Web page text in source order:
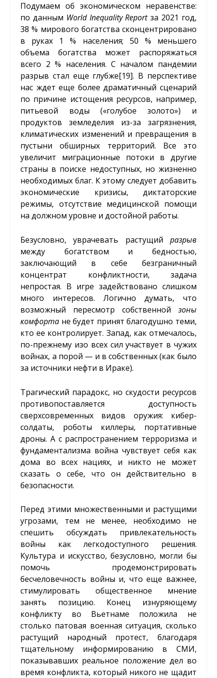
Подумаем об экономическом неравенстве:
по данным World Inequality Reportза 2021 год,
38 % мирового богатства сконцентрировано
в руках 1 % населения; 50 % меньшего
объема богатства может распоряжаться
всего 2 % населения. С началом пандемии
разрыв стал еще глубже[19]. В перспективе
нас ждет еще более драматичный сценарий
по причине истощения ресурсов, например,
питьевой воды («голубое золото») и
продуктов земледелия из-за загрязнения,
климатических изменений и превращения в
пустыни обширных территорий. Все это
увеличит миграционные потоки в другие
страны в поиске недоступных, но жизненно
необходимых благ. К этому следует добавить
экономические кризисы, диктаторские
режимы, отсутствие медицинской помощи
на должном уровне и достойной работы.
Безусловно, уврачевать растущий разрыв
между богатством и бедностью,
заключающий в себе безграничный
концентрат конфликтности, задача
непростая. В игре задействовано слишком
много интересов. Логично думать, что
возможный пересмотр собственной зоны
комфорта не будет принят благодушно теми,
кто ее контролирует. Запад, как отмечалось,
по-прежнему изо всех сил участвует в чужих
войнах, а порой — и в собственных (как было
за источники нефти в Ираке).
Трагический парадокс, но скудости ресурсов
противопоставляется доступность
сверхсовременных видов оружия: кибер-
солдаты, роботы киллеры, портативные
дроны. А с распространением терроризма и
фундаментализма война чувствует себя как
дома во всех нациях, и никто не может
сказать о себе, что он действительно в
безопасности.
Перед этими множественными и растущими
угрозами, тем не менее, необходимо не
спешить обсуждать привлекательность
войны как легкодоступного решения.
Культура и искусство, безусловно, могли бы
помочь продемонстрировать
бесчеловечность войны и, что еще важнее,
стимулировать общественное мнение
занять позицию. Конец изнуряющему
конфликту во Вьетнаме положила не
столько патовая военная ситуация, сколько
растущий народный протест, благодаря
тщательному информированию в СМИ,
показывавших реальное положение дел во
время конфликта, который никого не щадит